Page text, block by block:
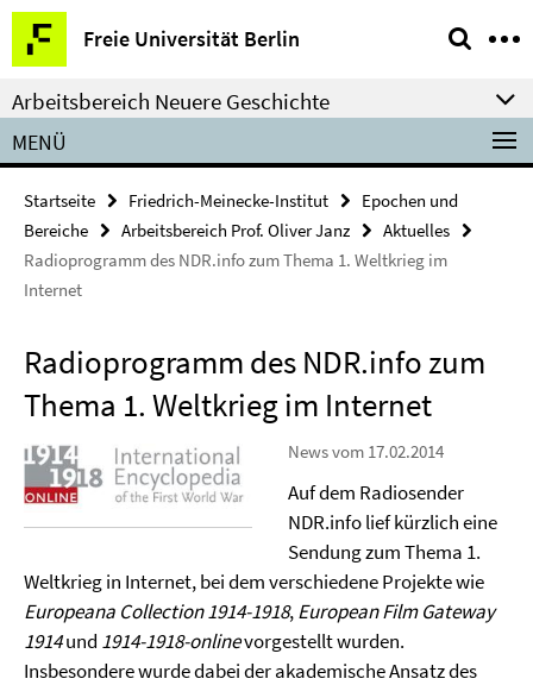
Springe
direkt
zu
Inhalt
Freie Universität Berlin
Service-
Navigation
Arbeitsbereich Neuere Geschichte
MENÜ
Startseite Friedrich-Meinecke-Institut
Epochen und
Bereiche
Arbeitsbereich Prof. Oliver Janz
Aktuelles
Radioprogramm des NDR.info zum Thema 1. Weltkrieg im
Internet
Radioprogramm des NDR.info zum
Thema 1. Weltkrieg im Internet
News vom 17.02.2014
Auf dem Radiosender
NDR.info lief kürzlich eine
Sendung zum Thema 1.
Weltkrieg in Internet, bei dem verschiedene Projekte wie
Europeana Collection 1914-1918,European Film Gateway
1914und 1914-1918-onlinevorgestellt wurden.
Insbesondere wurde dabei der akademische Ansatz des